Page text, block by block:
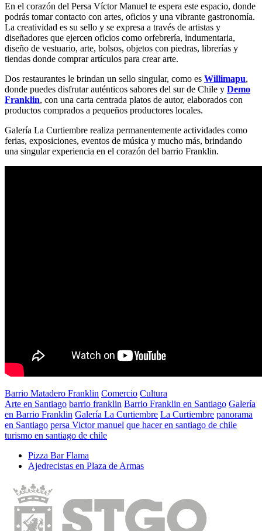
En el corazón del Persa Víctor Manuel te espera este espacio, donde
podrás tomar contacto con artes, oficios y una vibrante gastronomía.
La creatividad es su sello y se expresa a través de artistas y
diseñadores que ejercen oficios como orfebrería, indumentaria,
diseño de vestuario, arte, bolsos, objetos con piedras, librerías y
tiendas donde comprar artículos para crear arte.
Dos restaurantes le brindan un sello singular, como es Willimapu,
donde puedes disfrutar auténticos sabores del sur de Chile y Demo
Franklin, con una carta centrada platos de autor, elaborados con
productos comprados a pequeños productores locales.
Galería La Curtiembre realiza permanentemente actividades como
ferias, exposiciones, eventos de música y mucho más, brindando
una singular experiencia en el corazón del barrio Franklin.
Barrio Matadero Franklin Comercio Cultura
Arte en Santiago barrio franklin Barrio Franklin en Santiago Galería
en Barrio Franklin Galería La Curtiembre La Curtiembre panorama
en Santiago persa Victor manuel que hacer en santiago de chile
turismo en santiago de chile
Pizza Bar Flama
Ajedrecistas en Plaza de Armas